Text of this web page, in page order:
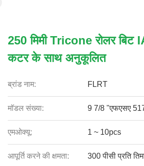
250 मिमी Tricone रोलर बिट
कटर के साथ अनुकूलित
ब्रांड नाम: FLRT
मॉडल संख्या: 9 7/8 "एफएसए
एमओक्यू: 1 ~ 10pcs
आपूर्ति करने की क्षमता: 300 पीसी प्रति